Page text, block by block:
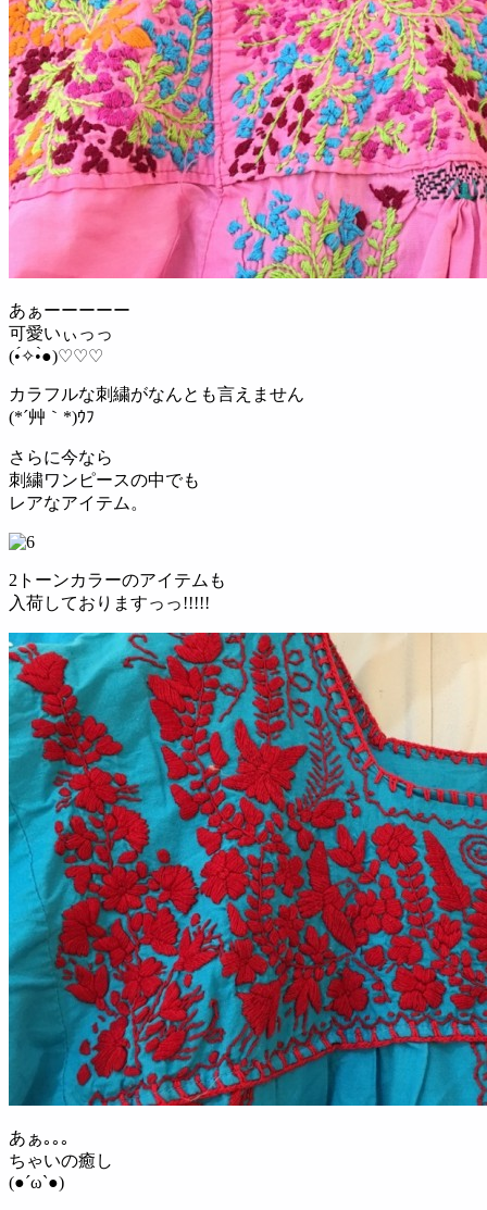
あぁーーーーー
可愛いぃっっ
(•́✧•̀●)♡♡♡
カラフルな刺繍がなんとも言えません
(*´艸｀*)ｳﾌ
さらに今なら
刺繍ワンピースの中でも
レアなアイテム。
2トーンカラーのアイテムも
入荷しておりますっっ!!!!!
あぁ｡｡｡
ちゃいの癒し
(●´ω`●)